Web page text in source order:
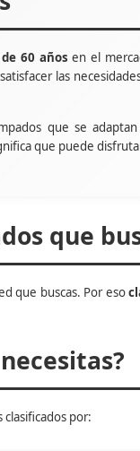
60 años en el
las
que se
que puede
que
que buscas. Por eso
por: